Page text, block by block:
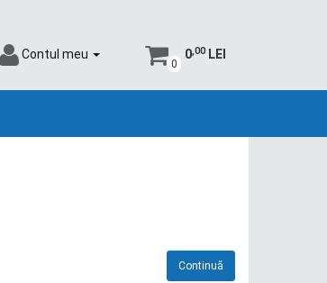
Contul meu
0
0,00LEI
Continuă